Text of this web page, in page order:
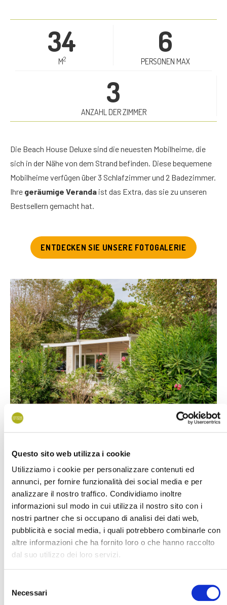
Questo sito web utilizza i cookie
Utilizziamo i cookie per personalizzare contenuti ed
annunci, per fornire funzionalità dei social media e per
analizzare il nostro traffico. Condividiamo inoltre
informazioni sul modo in cui utilizza il nostro sito con i
nostri partner che si occupano di analisi dei dati web,
pubblicità e social media, i quali potrebbero combinarle con
altre informazioni che ha fornito loro o che hanno raccolto
dal suo utilizzo dei loro servizi.
delNecessari
34
M2
6
PERSONEN MAX
3
ANZAHL DER ZIMMER
Die Beach House Deluxe sind die neuesten Mobilheime, die
sich in der Nähe von dem Strand befinden. Diese bequemene
Mobilheime verfügen über 3 Schlafzimmer und 2 Badezimmer.
Ihre geräumige Veranda ist das Extra, das sie zu unseren
Bestsellern gemacht hat.
ENTDECKEN SIE UNSERE FOTOGALERIE
zentralen Lage des Campingplatzes und der von Bäumen
gesäumte Weg, der sie vom Ausgang am Strand trennt, ist
auch der ideale Weg zum Wandern oder Radfahren, um alle
Einrichtungen einfach zu erreichen.
Beschreibung